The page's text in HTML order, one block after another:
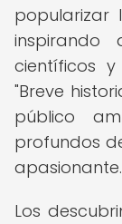
popularizar
científicos
"Breve
público
profundos
apasionante.
Los